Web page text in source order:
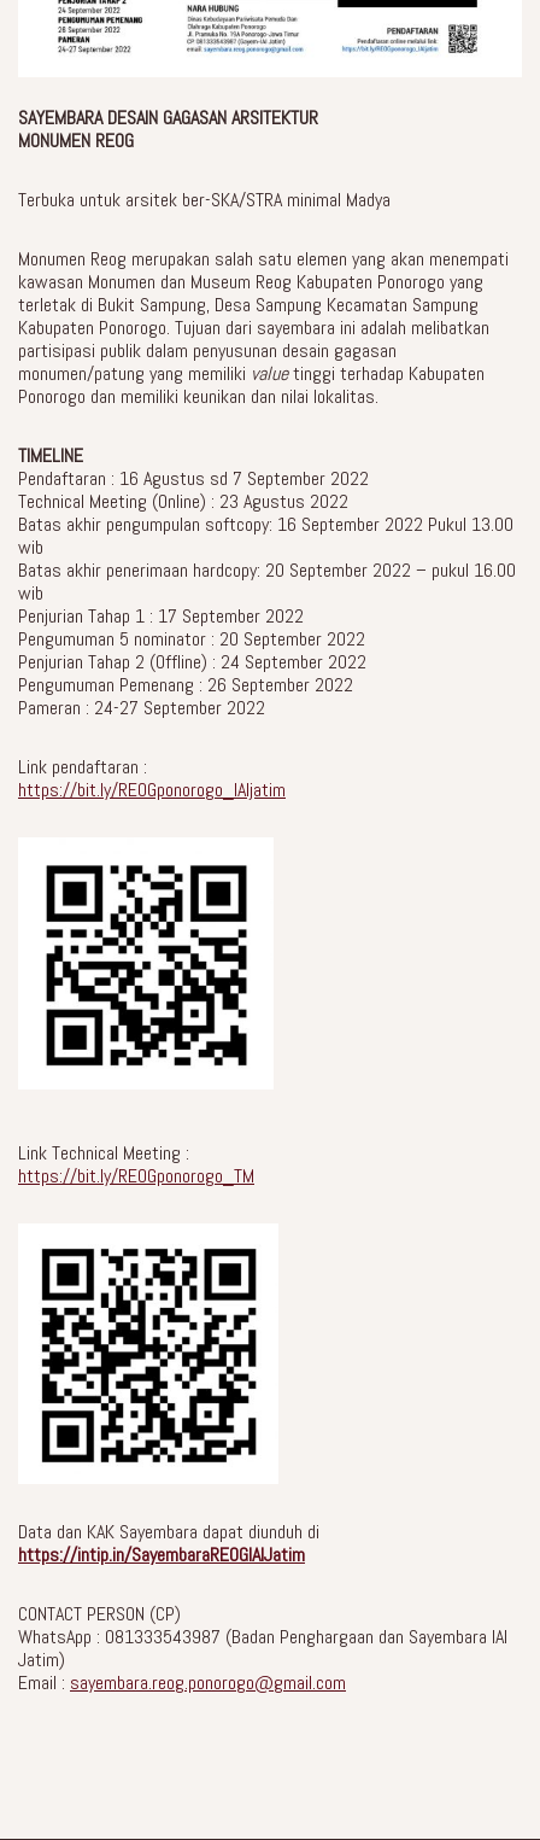
SAYEMBARA DESAIN GAGASAN ARSITEKTUR
MONUMEN REOG
Terbuka untuk arsitek ber-SKA/STRA minimal Madya
Monumen Reog merupakan salah satu elemen yang akan menempati
kawasan Monumen dan Museum Reog Kabupaten Ponorogo yang
terletak di Bukit Sampung, Desa Sampung Kecamatan Sampung
Kabupaten Ponorogo. Tujuan dari sayembara ini adalah melibatkan
partisipasi publik dalam penyusunan desain gagasan
monumen/patung yang memiliki valuetinggi terhadap Kabupaten
Ponorogo dan memiliki keunikan dan nilai lokalitas.
TIMELINE
Pendaftaran : 16 Agustus sd 7 September 2022
Technical Meeting (Online) : 23 Agustus 2022
Batas akhir pengumpulan softcopy: 16 September 2022 Pukul 13.00
wib
Batas akhir penerimaan hardcopy: 20 September 2022 – pukul 16.00
wib
Penjurian Tahap 1 : 17 September 2022
Pengumuman 5 nominator : 20 September 2022
Penjurian Tahap 2 (Offline) : 24 September 2022
Pengumuman Pemenang : 26 September 2022
Pameran : 24-27 September 2022
Link pendaftaran :
https://bit.ly/REOGponorogo_IAIjatim
Link Technical Meeting :
https://bit.ly/REOGponorogo_TM
Data dan KAK Sayembara dapat diunduh di
https://intip.in/SayembaraREOGIAIJatim
CONTACT PERSON (CP)
WhatsApp : 081333543987 (Badan Penghargaan dan Sayembara IAI
Jatim)
Email : sayembara.reog.ponorogo@gmail.com